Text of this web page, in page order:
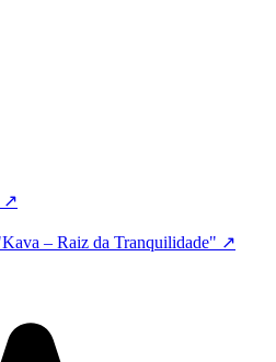
↗
– Raiz da Tranquilidade" ↗